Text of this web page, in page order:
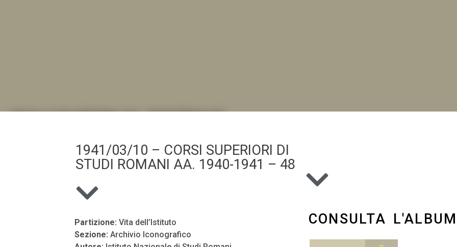
.LA "VITA DELL'ISTITUTO" ATTRAVERSO LE IMMAGINI
1941/03/10 – CORSI SUPERIORI DI
STUDI ROMANI AA. 1940-1941 – 48
Partizione: Vita dell’Istituto
Sezione: Archivio Iconografico
CONSULTA L'ALBUM